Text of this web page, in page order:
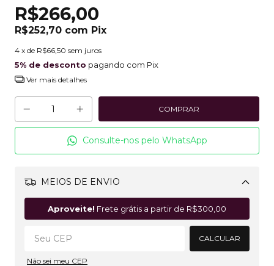
R$266,00
R$252,70 com Pix
4 x de R$66,50 sem juros
5% de desconto pagando com Pix
Ver mais detalhes
Consulte-nos pelo WhatsApp
MEIOS DE ENVIO
Aproveite! Frete grátis a partir de R$300,00
CALCULAR
Não sei meu CEP